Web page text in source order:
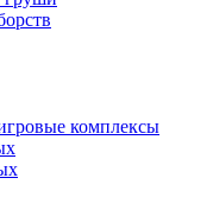
комплексы